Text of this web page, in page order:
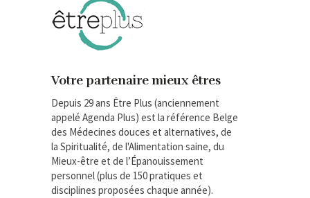
Votre partenaire mieux êtres
Depuis 29 ans Être Plus (anciennement
appelé Agenda Plus) est la référence Belge
des Médecines douces et alternatives, de
la Spiritualité, de l'Alimentation saine, du
Mieux-être et de l’Épanouissement
personnel (plus de 150 pratiques et
disciplines proposées chaque année).